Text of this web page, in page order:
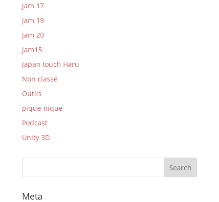
Jam 17
Jam 19
Jam 20
Jam15
Japan touch Haru
Non classé
Outils
pique-nique
Podcast
Unity 3D
Meta